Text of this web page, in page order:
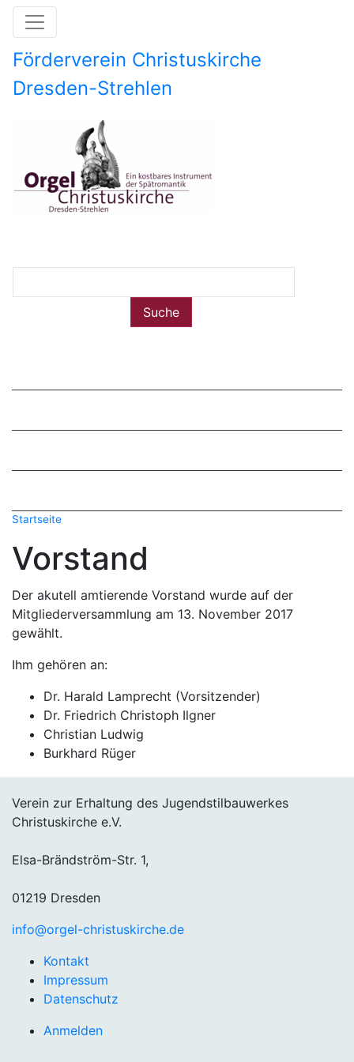
Direkt
Förderverein Christuskirche
Dresden-Strehlen
Startseite
Vorstand
Der akutell amtierende Vorstand wurde auf der
Mitgliederversammlung am 13. November 2017
gewählt.
Ihm gehören an:
Dr. Harald Lamprecht (Vorsitzender)
Dr. Friedrich Christoph Ilgner
Christian Ludwig
Burkhard Rüger
Verein zur Erhaltung des Jugendstilbauwerkes
Christuskirche e.V.
Elsa-Brändström-Str. 1,
01219 Dresden
info@orgel-christuskirche.de
Kontakt
Impressum
Datenschutz
Anmelden